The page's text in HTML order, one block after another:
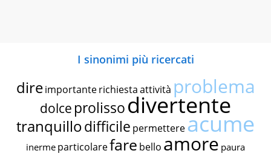
I sinonimi più ricercati
dire importante richiestaattività problema
dolce prolissodivertente
tranquillodifficile permettereacume
inerme particolarefare bello amore paura